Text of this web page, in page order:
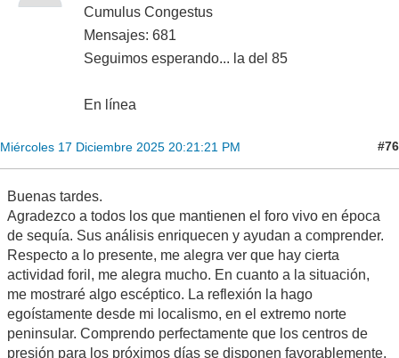
Cumulus Congestus
Mensajes: 681
Seguimos esperando... la del 85
En línea
Miércoles 17 Diciembre 2025 20:21:21 PM #76
Buenas tardes.
Agradezco a todos los que mantienen el foro vivo en época
de sequía. Sus análisis enriquecen y ayudan a comprender.
Respecto a lo presente, me alegra ver que hay cierta
actividad foril, me alegra mucho. En cuanto a la situación,
me mostraré algo escéptico. La reflexión la hago
egoístamente desde mi localismo, en el extremo norte
peninsular. Comprendo perfectamente que los centros de
presión para los próximos días se disponen favorablemente,